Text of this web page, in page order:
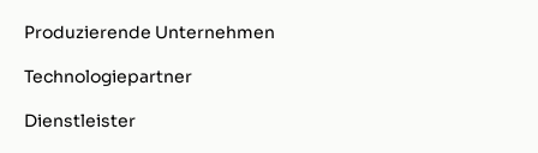
Produzierende Unternehmen
Technologiepartner
Dienstleister